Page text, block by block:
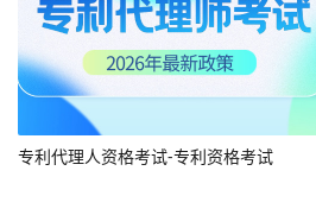
专利代理人资格考试-专利资格考试